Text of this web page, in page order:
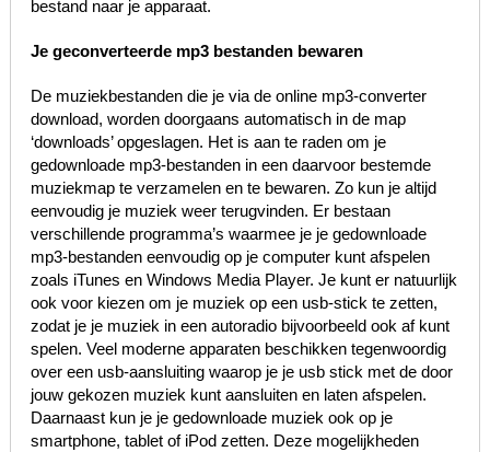
bestand naar je apparaat.
Je geconverteerde mp3 bestanden bewaren
De muziekbestanden die je via de online mp3-converter
download, worden doorgaans automatisch in de map
‘downloads’ opgeslagen. Het is aan te raden om je
gedownloade mp3-bestanden in een daarvoor bestemde
muziekmap te verzamelen en te bewaren. Zo kun je altijd
eenvoudig je muziek weer terugvinden. Er bestaan
verschillende programma’s waarmee je je gedownloade
mp3-bestanden eenvoudig op je computer kunt afspelen
zoals iTunes en Windows Media Player. Je kunt er natuurlijk
ook voor kiezen om je muziek op een usb-stick te zetten,
zodat je je muziek in een autoradio bijvoorbeeld ook af kunt
spelen. Veel moderne apparaten beschikken tegenwoordig
over een usb-aansluiting waarop je je usb stick met de door
jouw gekozen muziek kunt aansluiten en laten afspelen.
Daarnaast kun je je gedownloade muziek ook op je
smartphone, tablet of iPod zetten. Deze mogelijkheden